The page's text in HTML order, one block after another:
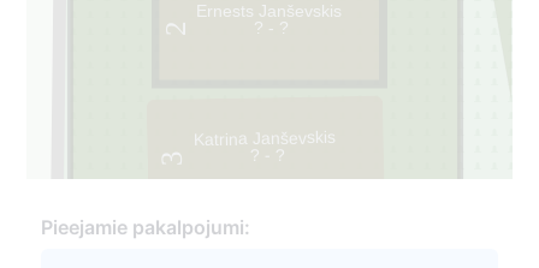
2
3
Ernests Janševskis
? - ?
Katrina Janševskis
? - ?
Pieejamie pakalpojumi: